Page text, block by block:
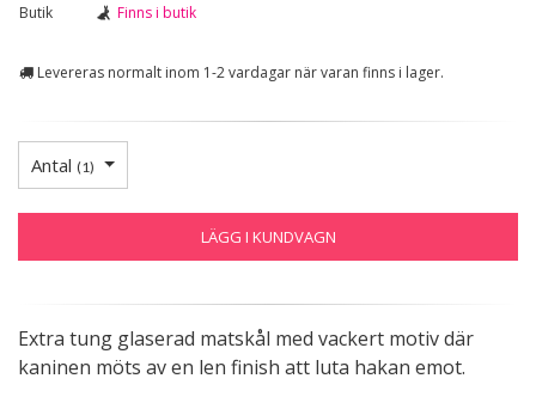
Butik
Finns i butik
Levereras normalt inom 1-2 vardagar när varan finns i lager.
Antal (1)
LÄGG I KUNDVAGN
Extra tung glaserad matskål med vackert motiv där
kaninen möts av en len finish att luta hakan emot.